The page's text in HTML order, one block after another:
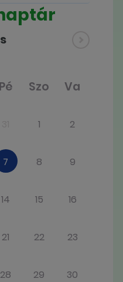
Pé Szo Va
1 2
7 8 9
14 15 16
21 22 23
28 29 30